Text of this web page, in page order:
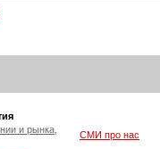
и рынка,
СМИ про нас